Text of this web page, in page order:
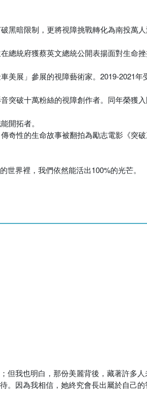
黑暗限制，更將視障挑戰轉化為南投萬
總統府獲蔡英文總統公開表揚面對生命
美展」參展的視障藝術家。2019-2021年
突破十萬粉絲的視障創作者。同年榮獲
開拓者。
奇性的生命故事被翻拍為勵志電影《突
界裡，我們依然能活出100%的光芒。
但我也明白，那份美麗背後，藏著許多
因為我相信，她終究會長出屬於自己